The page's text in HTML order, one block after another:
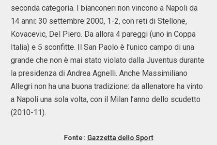
seconda categoria. I bianconeri non vincono a Napoli da
14 anni: 30 settembre 2000, 1-2, con reti di Stellone,
Kovacevic, Del Piero. Da allora 4 pareggi (uno in Coppa
Italia) e 5 sconfitte. Il San Paolo è l’unico campo di una
grande che non è mai stato violato dalla Juventus durante
la presidenza di Andrea Agnelli. Anche Massimiliano
Allegri non ha una buona tradizione: da allenatore ha vinto
a Napoli una sola volta, con il Milan l’anno dello scudetto
(2010-11).
Fonte : Gazzetta dello Sport